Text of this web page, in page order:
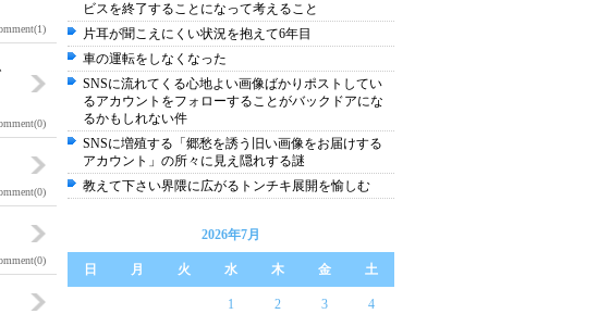
ビスを終了することになって考えること
片耳が聞こえにくい状況を抱えて6年目
車の運転をしなくなった
SNSに流れてくる心地よい画像ばかりポストしてい
るアカウントをフォローすることがバックドアにな
るかもしれない件
SNSに増殖する「郷愁を誘う旧い画像をお届けする
アカウント」の所々に見え隠れする謎
教えて下さい界隈に広がるトンチキ展開を愉しむ
2026年7月
日 月 火 水 木 金 土
1 2 3 4